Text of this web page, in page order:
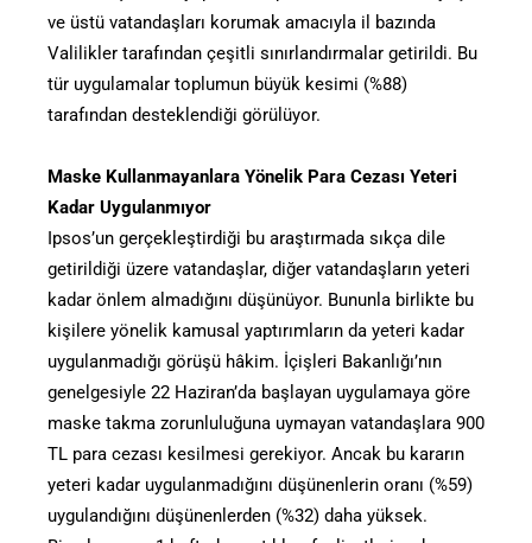
ve üstü vatandaşları korumak amacıyla il bazında
Valilikler tarafından çeşitli sınırlandırmalar getirildi. Bu
tür uygulamalar toplumun büyük kesimi (%88)
tarafından desteklendiği görülüyor.
Maske Kullanmayanlara Yönelik Para Cezası Yeteri
Kadar Uygulanmıyor
Ipsos’un gerçekleştirdiği bu araştırmada sıkça dile
getirildiği üzere vatandaşlar, diğer vatandaşların yeteri
kadar önlem almadığını düşünüyor. Bununla birlikte bu
kişilere yönelik kamusal yaptırımların da yeteri kadar
uygulanmadığı görüşü hâkim. İçişleri Bakanlığı’nın
genelgesiyle 22 Haziran’da başlayan uygulamaya göre
maske takma zorunluluğuna uymayan vatandaşlara 900
TL para cezası kesilmesi gerekiyor. Ancak bu kararın
yeteri kadar uygulanmadığını düşünenlerin oranı (%59)
uygulandığını düşünenlerden (%32) daha yüksek.